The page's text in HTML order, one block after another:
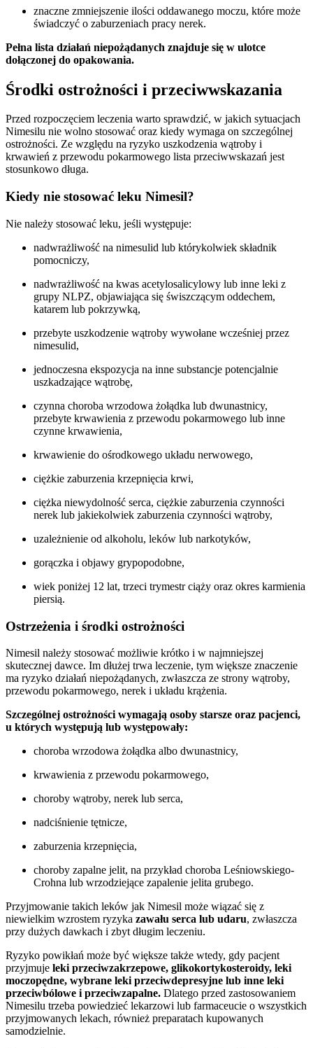
znaczne zmniejszenie ilości oddawanego moczu, które może
świadczyć o zaburzeniach pracy nerek.
Pełna lista działań niepożądanych znajduje się w ulotce
dołączonej do opakowania.
Środki ostrożności i przeciwwskazania
Przed rozpoczęciem leczenia warto sprawdzić, w jakich sytuacjach
Nimesilu nie wolno stosować oraz kiedy wymaga on szczególnej
ostrożności. Ze względu na ryzyko uszkodzenia wątroby i
krwawień z przewodu pokarmowego lista przeciwwskazań jest
stosunkowo długa.
Kiedy nie stosować leku Nimesil?
Nie należy stosować leku, jeśli występuje:
nadwrażliwość na nimesulid lub którykolwiek składnik
pomocniczy,
nadwrażliwość na kwas acetylosalicylowy lub inne leki z
grupy NLPZ, objawiająca się świszczącym oddechem,
katarem lub pokrzywką,
przebyte uszkodzenie wątroby wywołane wcześniej przez
nimesulid,
jednoczesna ekspozycja na inne substancje potencjalnie
uszkadzające wątrobę,
czynna choroba wrzodowa żołądka lub dwunastnicy,
przebyte krwawienia z przewodu pokarmowego lub inne
czynne krwawienia,
krwawienie do ośrodkowego układu nerwowego,
ciężkie zaburzenia krzepnięcia krwi,
ciężka niewydolność serca, ciężkie zaburzenia czynności
nerek lub jakiekolwiek zaburzenia czynności wątroby,
uzależnienie od alkoholu, leków lub narkotyków,
gorączka i objawy grypopodobne,
wiek poniżej 12 lat, trzeci trymestr ciąży oraz okres karmienia
piersią.
Ostrzeżenia i środki ostrożności
Nimesil należy stosować możliwie krótko i w najmniejszej
skutecznej dawce. Im dłużej trwa leczenie, tym większe znaczenie
ma ryzyko działań niepożądanych, zwłaszcza ze strony wątroby,
przewodu pokarmowego, nerek i układu krążenia.
Szczególnej ostrożności wymagają osoby starsze oraz pacjenci,
u których występują lub występowały:
choroba wrzodowa żołądka albo dwunastnicy,
krwawienia z przewodu pokarmowego,
choroby wątroby, nerek lub serca,
nadciśnienie tętnicze,
zaburzenia krzepnięcia,
choroby zapalne jelit, na przykład choroba Leśniowskiego-
Crohna lub wrzodziejące zapalenie jelita grubego.
Przyjmowanie takich leków jak Nimesil może wiązać się z
niewielkim wzrostem ryzyka zawału serca lub udaru, zwłaszcza
przy dużych dawkach i zbyt długim leczeniu.
Ryzyko powikłań może być większe także wtedy, gdy pacjent
przyjmuje leki przeciwzakrzepowe, glikokortykosteroidy, leki
moczopędne, wybrane leki przeciwdepresyjne lub inne leki
przeciwbólowe i przeciwzapalne. Dlatego przed zastosowaniem
Nimesilu trzeba powiedzieć lekarzowi lub farmaceucie o wszystkich
przyjmowanych lekach, również preparatach kupowanych
samodzielnie.